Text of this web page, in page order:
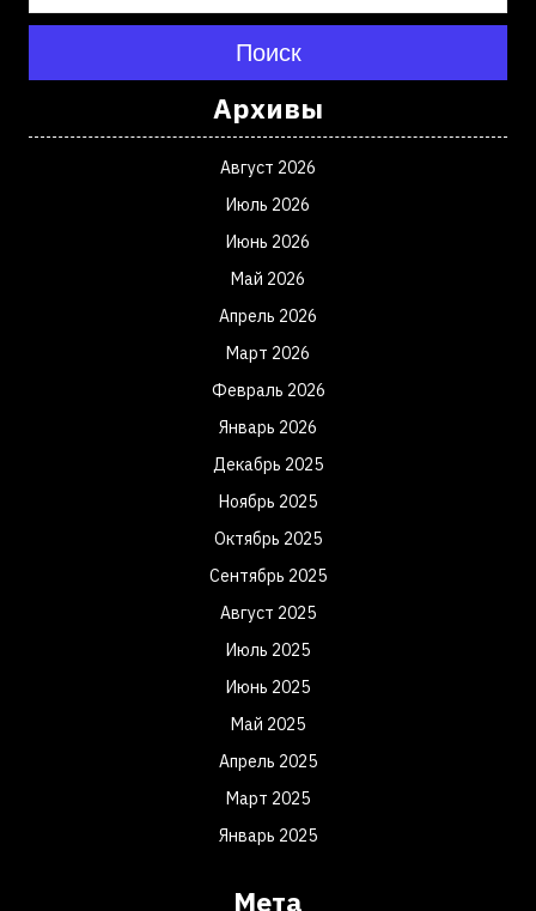
Поиск
Архивы
Август 2026
Июль 2026
Июнь 2026
Май 2026
Апрель 2026
Март 2026
Февраль 2026
Январь 2026
Декабрь 2025
Ноябрь 2025
Октябрь 2025
Сентябрь 2025
Август 2025
Июль 2025
Июнь 2025
Май 2025
Апрель 2025
Март 2025
Январь 2025
Мета